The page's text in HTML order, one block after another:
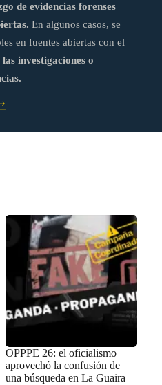
de evidencias forenses
En algunos casos, se
en fuentes abiertas con el
investigaciones o
OPPPE 26: el oficialismo
aprovechó la confusión de
una búsqueda en La Guaira